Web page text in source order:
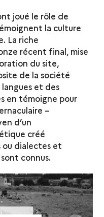
joué le rôle de
la culture
La riche
récent final, mise
du site,
de la société
et des
en témoigne pour
–
d’un
créé
ou dialectes et
connus.